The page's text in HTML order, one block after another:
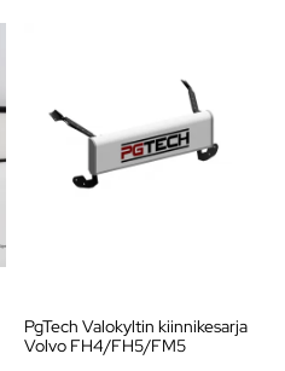
PgTech Valokyltin kiinnikesarja
Volvo FH4/FH5/FM5